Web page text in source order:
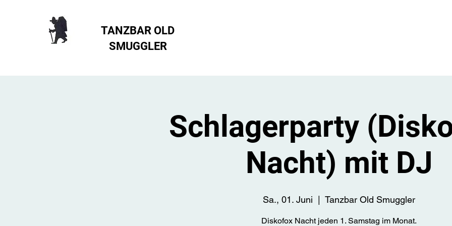
TANZBAR OLD
SMUGGLER ​
Schlagerparty
Nacht) mit DJ
Sa., 01. Juni Tanzbar Old Smuggler
Diskofox Nacht jeden 1. Samstag im Monat.